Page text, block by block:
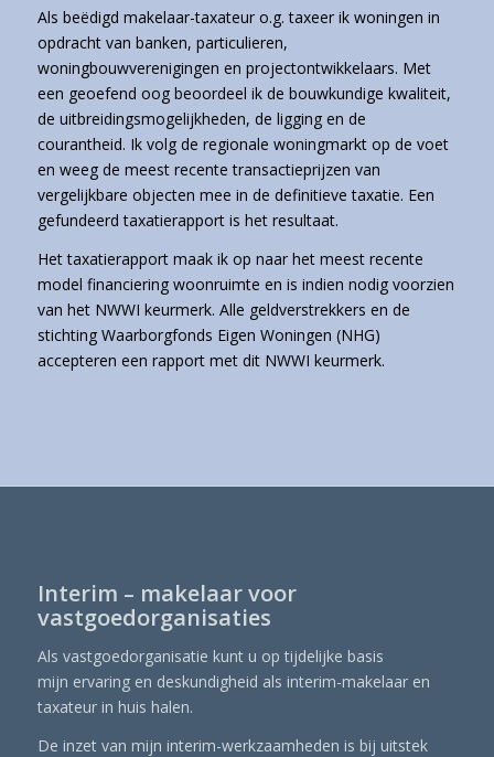
Als beëdigd makelaar-taxateur o.g. taxeer ik woningen in
opdracht van banken, particulieren,
woningbouwverenigingen en projectontwikkelaars. Met
een geoefend oog beoordeel ik de bouwkundige kwaliteit,
de uitbreidingsmogelijkheden, de ligging en de
courantheid. Ik volg de regionale woningmarkt op de voet
en weeg de meest recente transactieprijzen van
vergelijkbare objecten mee in de definitieve taxatie. Een
gefundeerd taxatierapport is het resultaat.
Het taxatierapport maak ik op naar het meest recente
model financiering woonruimte en is indien nodig voorzien
van het NWWI keurmerk. Alle geldverstrekkers en de
stichting Waarborgfonds Eigen Woningen (NHG)
accepteren een rapport met dit NWWI keurmerk.
Interim – makelaar voor
vastgoedorganisaties
Als vastgoedorganisatie kunt u op tijdelijke basis
mijn ervaring en deskundigheid als interim-makelaar en
taxateur in huis halen.
De inzet van mijn interim-werkzaamheden is bij uitstek